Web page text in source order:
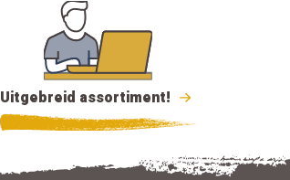
Uitgebreid assortiment!